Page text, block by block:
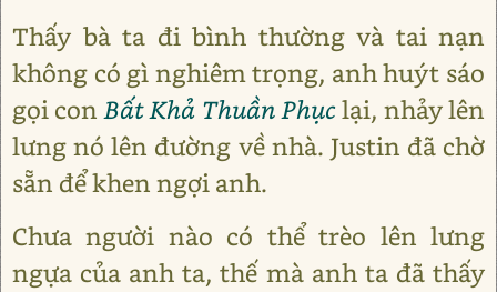
Thấy bà ta đi bình thường và tai nạn
không có gì nghiêm trọng, anh huýt sáo
gọi conBất Khả Thuần Phụclại, nhảy lên
lưng nó lên đường về nhà. Justin đã chờ
sẵn để khen ngợi anh.
Chưa người nào có thể trèo lên lưng
ngựa của anh ta, thế mà anh ta đã thấy